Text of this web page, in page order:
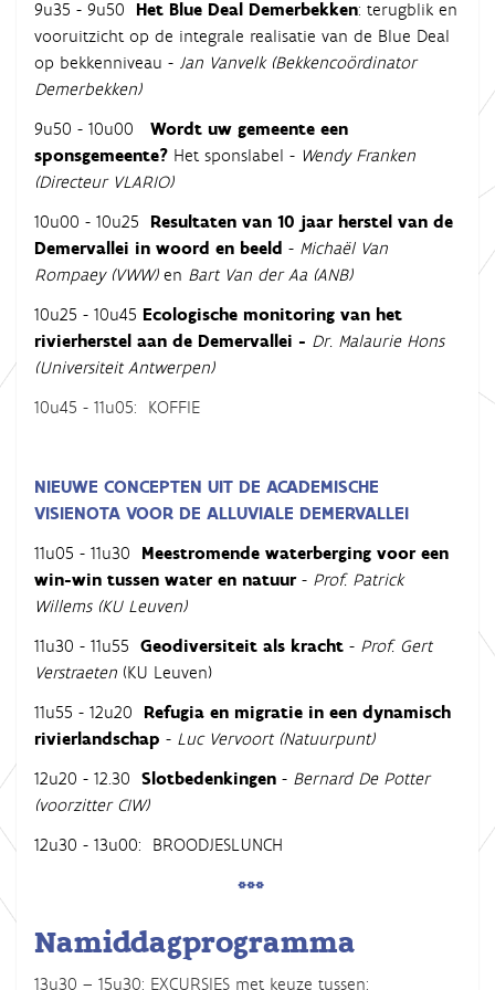
9u35 - 9u50 Het Blue Deal Demerbekken: terugblik en
vooruitzicht op de integrale realisatie van de Blue Deal
op bekkenniveau - Jan Vanvelk (Bekkencoördinator
Demerbekken)
9u50 - 10u00 Wordt uw gemeente een
sponsgemeente? Het sponslabel - Wendy Franken
(Directeur VLARIO)
10u00 - 10u25 Resultaten van 10 jaar herstel van de
Demervallei in woord en beeld - Michaël Van
Rompaey (VWW)en Bart Van der Aa (ANB)
10u25 - 10u45 Ecologische monitoring van het
rivierherstel aan de Demervallei - Dr. Malaurie Hons
(Universiteit Antwerpen)
10u45 - 11u05: KOFFIE
NIEUWE CONCEPTEN UIT DE ACADEMISCHE
VISIENOTA VOOR DE ALLUVIALE DEMERVALLEI
11u05 - 11u30 Meestromende waterberging voor een
win-win tussen water en natuur - Prof. Patrick
Willems (KU Leuven)
11u30 - 11u55 Geodiversiteit als kracht - Prof. Gert
Verstraeten (KU Leuven)
11u55 - 12u20 Refugia en migratie in een dynamisch
rivierlandschap - Luc Vervoort (Natuurpunt)
12u20 - 12.30 Slotbedenkingen - Bernard De Potter
(voorzitter CIW)
12u30 - 13u00: BROODJESLUNCH
***
Namiddagprogramma
13u30 – 15u30: EXCURSIES met keuze tussen: